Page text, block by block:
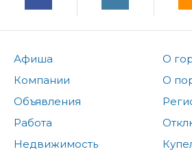
Афиша
Компании
Объявления
Работа
Недвижимость
О
О